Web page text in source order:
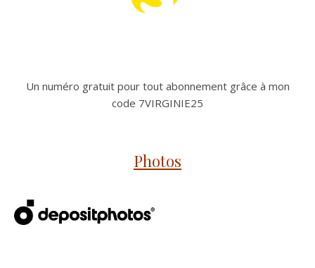
Un numéro gratuit pour tout abonnement grâce à mon
code 7VIRGINIE25
Photos